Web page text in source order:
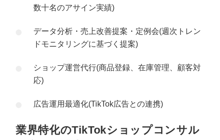
数十名のアサイン実績)
データ分析・売上改善提案・定例会(週次トレン
ドモニタリングに基づく提案)
ショップ運営代行(商品登録、在庫管理、顧客対
応)
広告運用最適化(TikTok広告との連携)
業界特化のTikTokショップコンサル